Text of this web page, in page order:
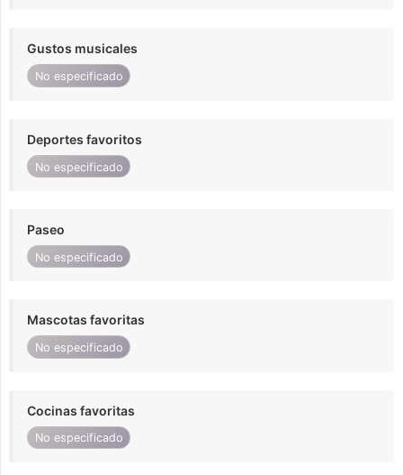
Gustos musicales
No especificado
Deportes favoritos
No especificado
Paseo
No especificado
Mascotas favoritas
No especificado
Cocinas favoritas
No especificado